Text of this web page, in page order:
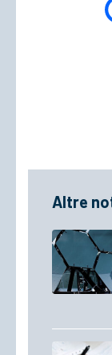
Altre